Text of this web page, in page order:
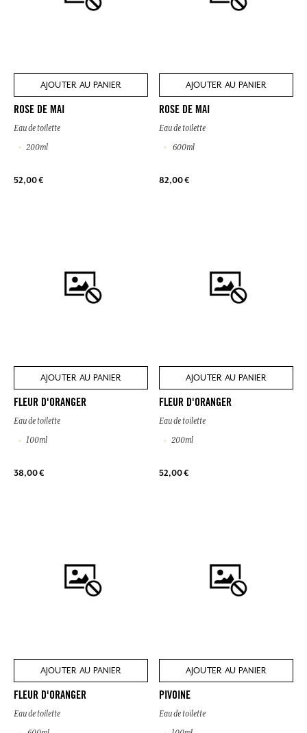
AJOUTER AU PANIER
ROSE DE MAI
Eau de toilette
200ml
52,00 €
AJOUTER AU PANIER
ROSE DE MAI
Eau de toilette
600ml
82,00 €
AJOUTER AU PANIER
FLEUR D'ORANGER
Eau de toilette
100ml
38,00 €
AJOUTER AU PANIER
FLEUR D'ORANGER
Eau de toilette
200ml
52,00 €
AJOUTER AU PANIER
FLEUR D'ORANGER
Eau de toilette
AJOUTER AU PANIER
PIVOINE
Eau de toilette